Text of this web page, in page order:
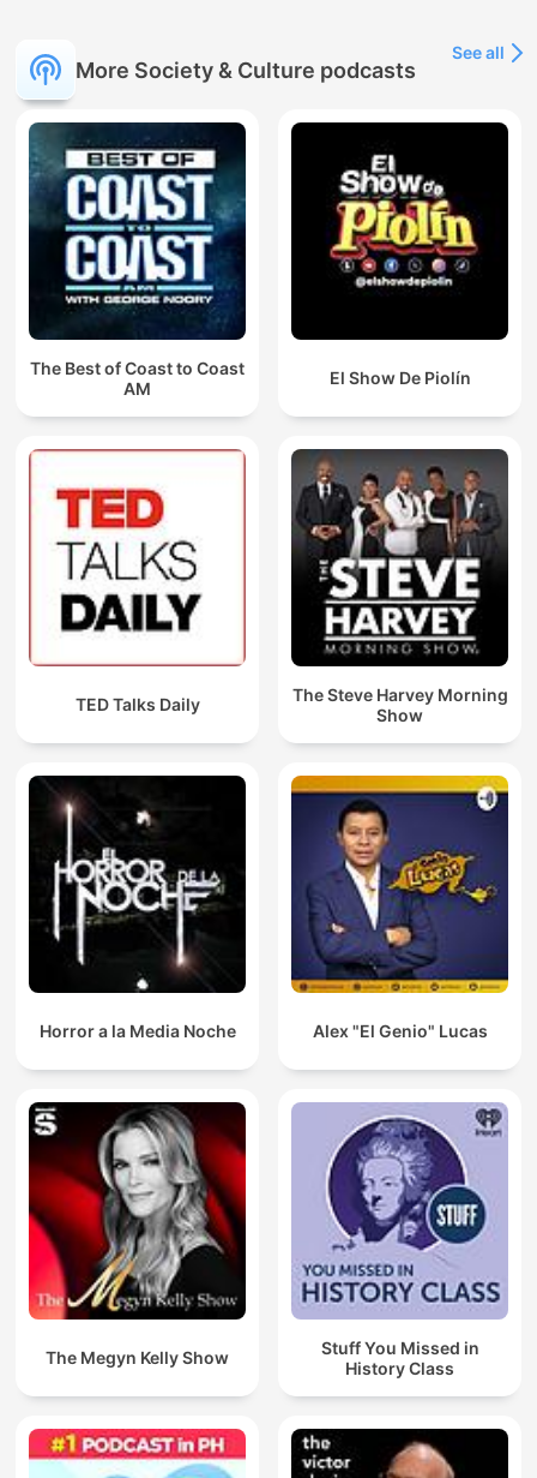
More Society & Culture podcasts
See all
The Best of Coast to Coast
AM
El Show De Piolín
TED Talks Daily
The Steve Harvey Morning
Show
Horror a la Media Noche Alex "El Genio" Lucas
The Megyn Kelly Show
Stuff You Missed in
History Class